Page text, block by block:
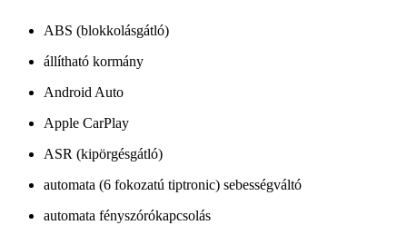
ABS (blokkolásgátló)
állítható kormány
Android Auto
Apple CarPlay
ASR (kipörgésgátló)
automata (6 fokozatú tiptronic) sebességváltó
automata fényszórókapcsolás